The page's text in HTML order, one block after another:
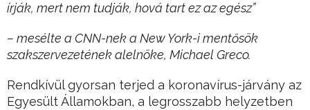
írják, mert nem tudják, hová tart ez az egész”
– mesélte a CNN-nek a New York-i mentősök
szakszervezetének alelnöke, Michael Greco.
Rendkívül gyorsan terjed a koronavírus-járvány az
Egyesült Államokban, a legrosszabb helyzetben